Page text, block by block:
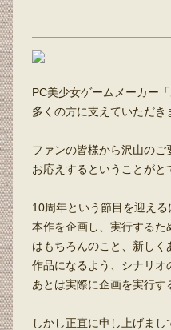
PC美少女ゲームメーカー
多くの方に支えていただ
ファンの皆様から沢山の
お応えするということがと
10周年という節目を迎え
本作を企画し、実行する
はもちろんのこと、新し
作品になるよう、シナリ
あとは実際に企画を実行
しかし正直に申し上げま